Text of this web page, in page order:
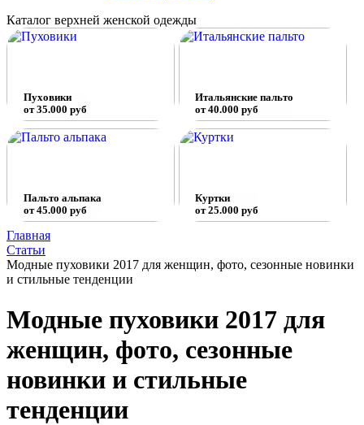
Каталог верхней женской одежды
Пуховики
от 35.000 руб
Итальянские пальто
от 40.000 руб
Пальто альпака
от 45.000 руб
Куртки
от 25.000 руб
Главная
Статьи
Модные пуховики 2017 для женщин, фото, сезонные новинки
и стильные тенденции
Модные пуховики 2017 для
женщин, фото, сезонные
новинки и стильные
тенденции